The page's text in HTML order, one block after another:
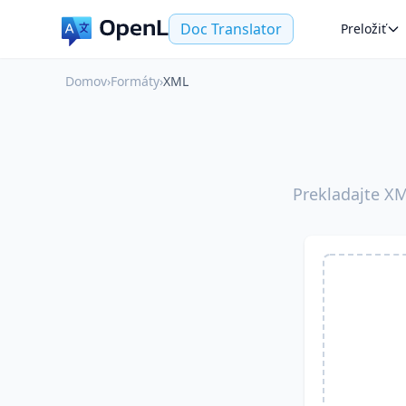
Doc Translator Preložiť
Domov›Formáty›XML
Prekladajte